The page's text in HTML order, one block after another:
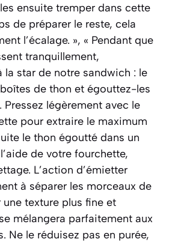
ensuite tremper dans cette
de préparer le reste, cela
l’écalage. », « Pendant que
tranquillement,
star de notre sandwich : le
de thon et égouttez-les
légèrement avec le
pour extraire le maximum
le thon égoutté dans un
de votre fourchette,
L’action d’émietter
à séparer les morceaux de
texture plus fine et
mélangera parfaitement aux
Ne le réduisez pas en purée,